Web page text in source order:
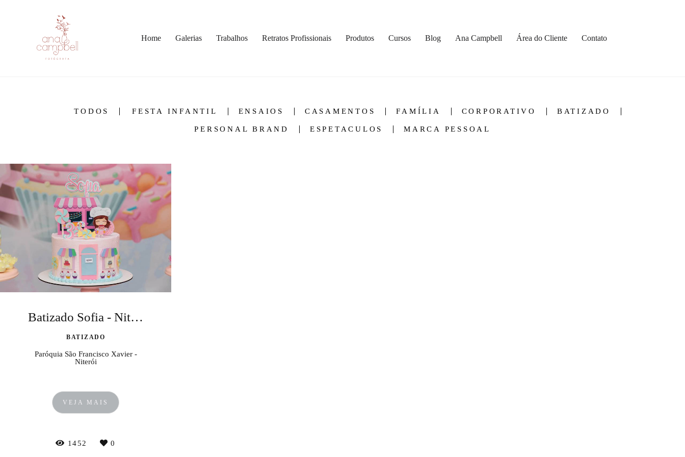
Home Galerias Trabalhos Retratos Profissionais Produtos Cursos Blog Ana Campbell Área do Cliente Contato
TODOS FESTA INFANTIL ENSAIOS CASAMENTOS FAMÍLIA CORPORATIVO BATIZADO
PERSONAL BRAND ESPETACULOS MARCA PESSOAL
Batizado Sofia - Niterói
BATIZADO
Paróquia São Francisco Xavier -
Niterói
VEJA MAIS
1452 0